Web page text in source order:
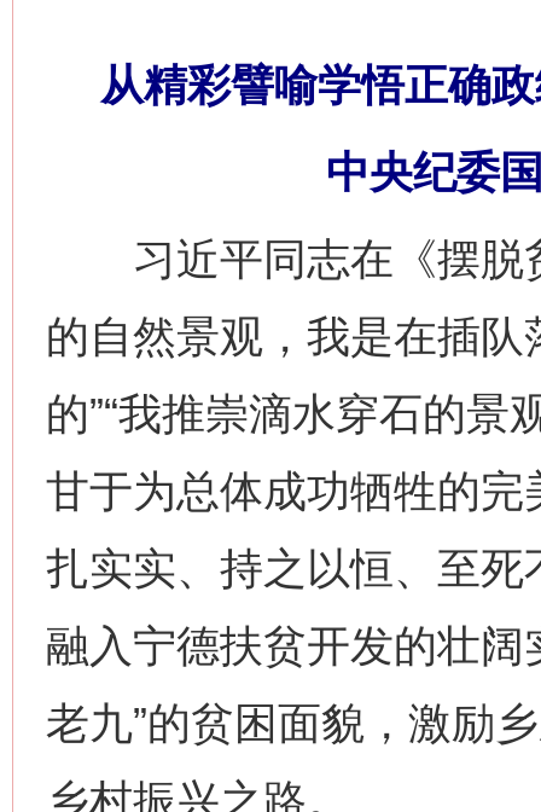
从精彩譬喻学悟正确
中央纪委
习近平同志在《摆脱
的自然景观，我是在插
的”“我推崇滴水穿石的
甘于为总体成功牺牲的
扎实实、持之以恒、至死
融入宁德扶贫开发的壮阔
老九”的贫困面貌，激励
乡村振兴之路。